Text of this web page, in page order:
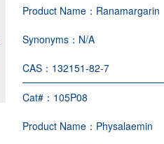
Product Name： Ranamargarin
Synonyms： N/A
CAS： 132151-82-7
Cat#： 105P08
Product Name： Physalaemin